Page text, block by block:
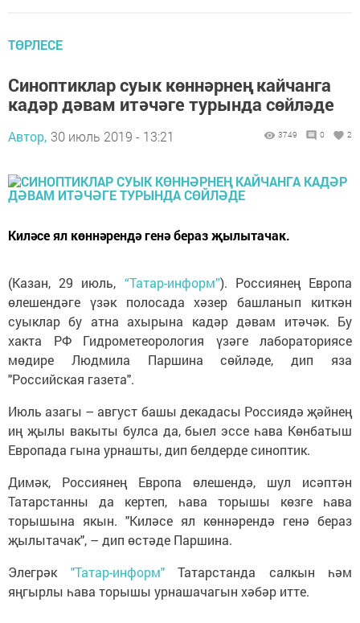
ТӨРЛЕСЕ
Синоптиклар суык көннәрнең кайчанга
кадәр дәвам итәчәге турында сөйләде
Автор, 30 июль 2019 - 13:21 3749 0 2
Киләсе ял көннәрендә генә бераз җылытачак.
(Казан, 29 июль, “Татар-информ”). Россиянең Европа
өлешендәге үзәк полосада хәзер башланып киткән
суыклар бу атна ахырына кадәр дәвам итәчәк. Бу
хакта РФ Гидрометеорология үзәге лабораториясе
мөдире Людмила Паршина сөйләде, дип яза
"Российская газета".
Июль азагы – август башы декадасы Россиядә җәйнең
иң җылы вакыты булса да, быел эссе һава Көнбатыш
Европада гына урнашты, дип белдерде синоптик.
Димәк, Россиянең Европа өлешендә, шул исәптән
Татарстанны да кертеп, һава торышы көзге һава
торышына якын. "Киләсе ял көннәрендә генә бераз
җылытачак", – дип өстәде Паршина.
Элегрәк "Татар-информ"Татарстанда салкын һәм
яңгырлы һава торышы урнашачагын хәбәр итте.